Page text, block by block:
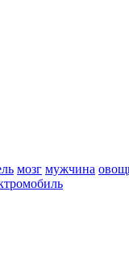
мозг мужчина